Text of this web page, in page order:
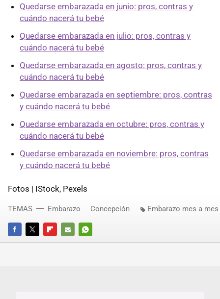
Quedarse embarazada en junio: pros, contras y
cuándo nacerá tu bebé
Quedarse embarazada en julio: pros, contras y
cuándo nacerá tu bebé
Quedarse embarazada en agosto: pros, contras y
cuándo nacerá tu bebé
Quedarse embarazada en septiembre: pros, contras
y cuándo nacerá tu bebé
Quedarse embarazada en octubre: pros, contras y
cuándo nacerá tu bebé
Quedarse embarazada en noviembre: pros, contras
y cuándo nacerá tu bebé
Fotos | IStock, Pexels
FACEBOOKTWITTERFLIPBOARD
E-
WHATSAPP
TEMAS Embarazo Concepción Embarazo mes a mes